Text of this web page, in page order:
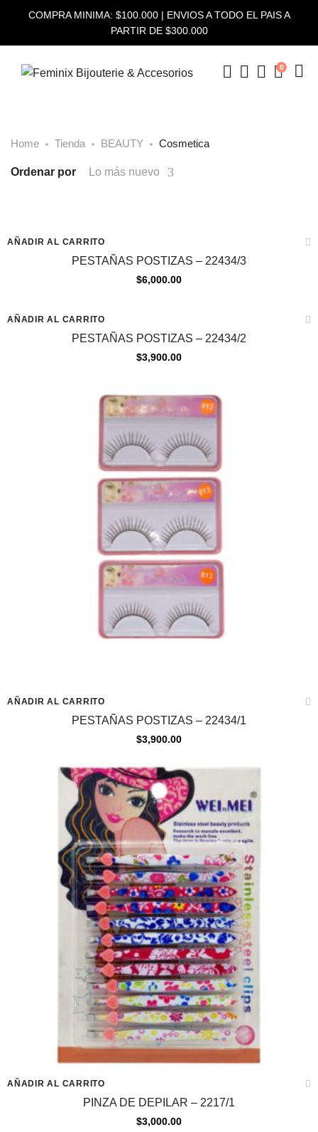
COMPRA MINIMA: $100.000 | ENVIOS A TODO EL PAIS A
PARTIR DE $300.000
0
Home Tienda BEAUTY Cosmetica
Ordenar por Lo más nuevo
AÑADIR AL CARRITO
PESTAÑAS POSTIZAS – 22434/3
$6,000.00
AÑADIR AL CARRITO
PESTAÑAS POSTIZAS – 22434/2
$3,900.00
AÑADIR AL CARRITO
PESTAÑAS POSTIZAS – 22434/1
$3,900.00
AÑADIR AL CARRITO
PINZA DE DEPILAR – 2217/1
$3,000.00